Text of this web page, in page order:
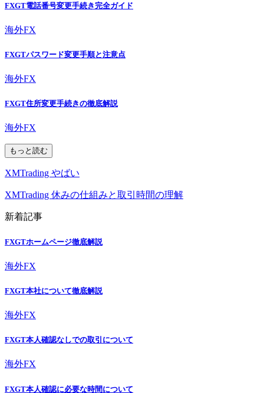
FXGT電話番号変更手続き完全ガイド
海外FX
FXGTパスワード変更手順と注意点
海外FX
FXGT住所変更手続きの徹底解説
海外FX
もっと読む
XMTrading やばい
XMTrading 休みの仕組みと取引時間の理解
新着記事
FXGTホームページ徹底解説
海外FX
FXGT本社について徹底解説
海外FX
FXGT本人確認なしでの取引について
海外FX
FXGT本人確認に必要な時間について